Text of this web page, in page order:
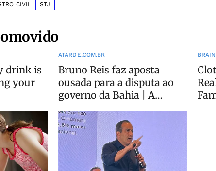
CIVIL STJ